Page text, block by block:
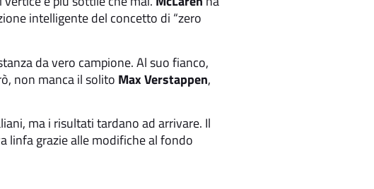
intelligente del concetto di “zero
da vero campione. Al suo fianco,
non manca il solito Max Verstappen,
ma i risultati tardano ad arrivare. Il
linfa grazie alle modifiche al fondo